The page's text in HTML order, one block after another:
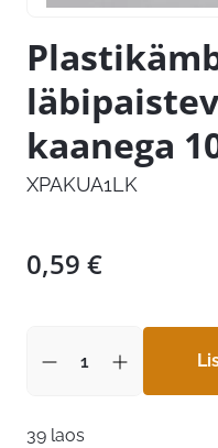
kaanega
XPAKUA1LK
0,59 €
39 laos